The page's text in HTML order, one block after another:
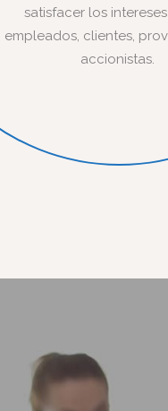
satisfacer los
empleados, clientes,
accionistas.